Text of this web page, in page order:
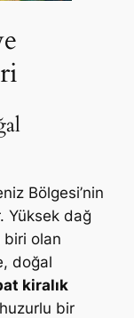
Bölgesi’nin
Yüksek dağ
biri olan
doğal
kiralık
bir